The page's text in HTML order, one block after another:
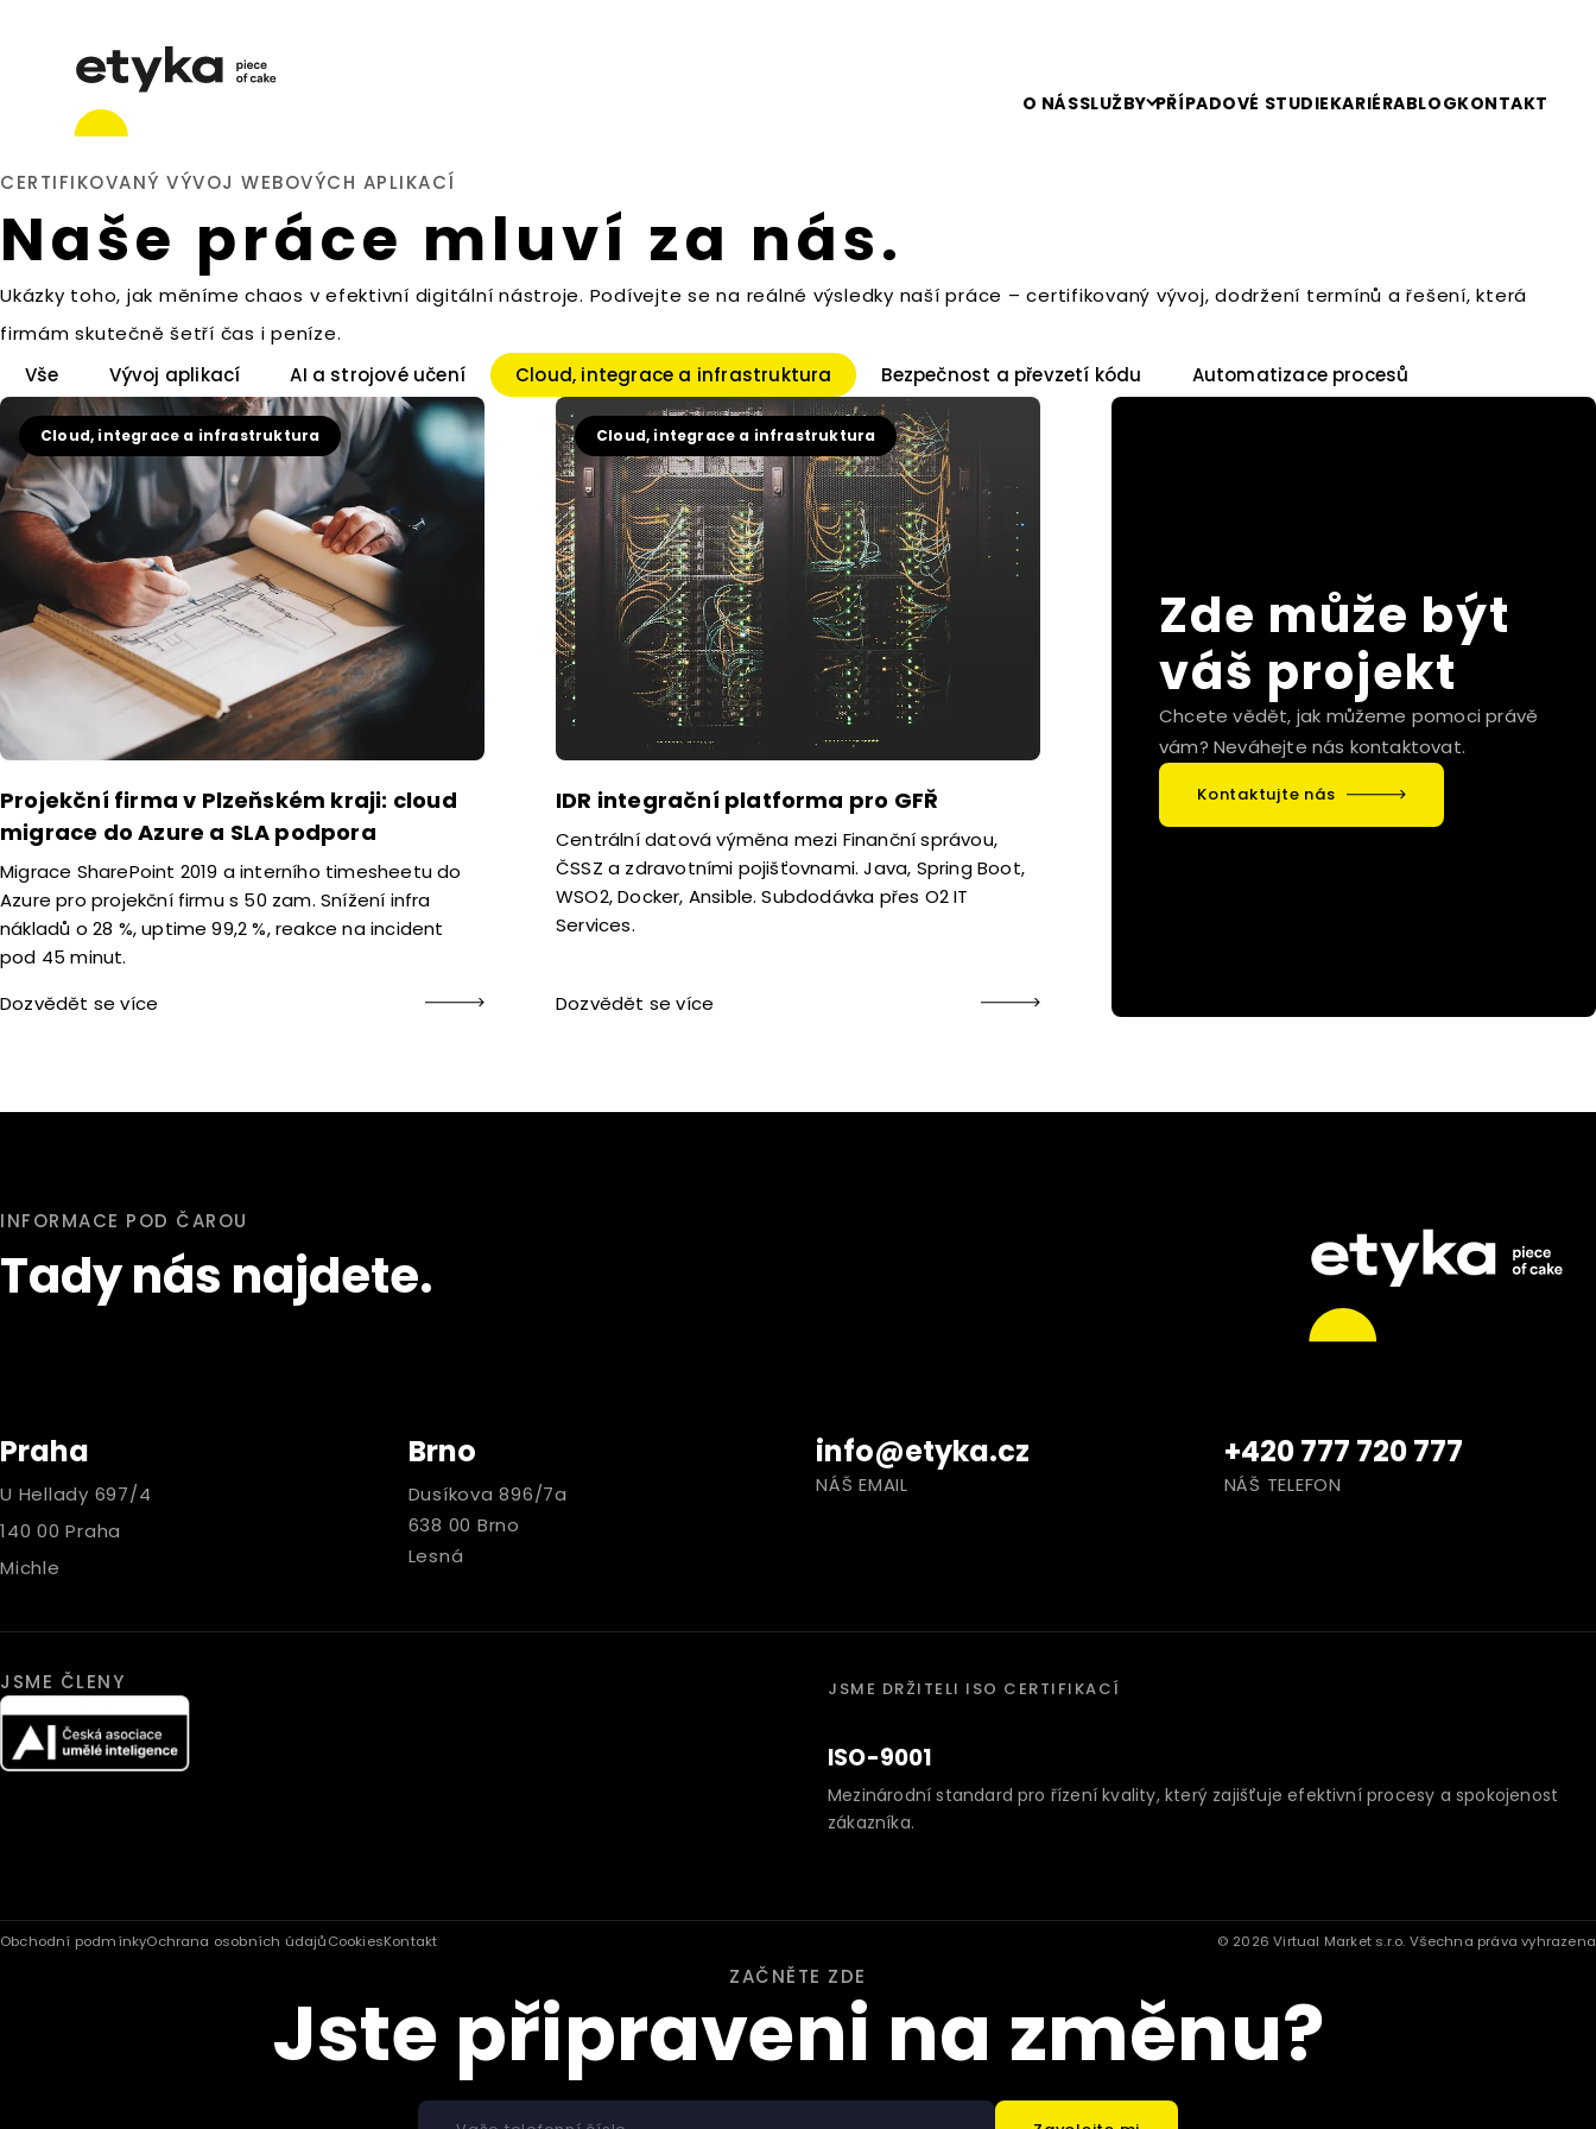
O NÁSSLUŽBY PŘÍPADOVÉ STUDIEKARIÉRABLOGKONTAKT
CERTIFIKOVANÝ VÝVOJ WEBOVÝCH APLIKACÍ
Naše práce mluví za nás.
Ukázky toho, jak měníme chaos v efektivní digitální nástroje. Podívejte se na reálné výsledky naší práce – certifikovaný vývoj, dodržení termínů a řešení, která
firmám skutečně šetří čas i peníze.
Vše
Vývoj aplikací AI a strojové učení Cloud, integrace a infrastruktura Bezpečnost a převzetí kódu Automatizace procesů
Cloud, integrace a infrastruktura
Projekční firma v Plzeňském kraji: cloud
migrace do Azure a SLA podpora
Migrace SharePoint 2019 a interního timesheetu do
Azure pro projekční firmu s 50 zam. Snížení infra
nákladů o 28 %, uptime 99,2 %, reakce na incident
pod 45 minut.
Dozvědět se více
Cloud, integrace a infrastruktura
IDR integrační platforma pro GFŘ
Centrální datová výměna mezi Finanční správou,
ČSSZ a zdravotními pojišťovnami. Java, Spring Boot,
WSO2, Docker, Ansible. Subdodávka přes O2 IT
Services.
Dozvědět se více
Zde může být
váš projekt
Chcete vědět, jak můžeme pomoci právě
vám? Neváhejte nás kontaktovat.
Kontaktujte nás
INFORMACE POD ČAROU
Tady nás najdete.
Praha
U Hellady 697/4
140 00 Praha
Michle
Brno
Dusíkova 896/7a
638 00 Brno
Lesná
info@etyka.cz
NÁŠ EMAIL
+420 777 720 777
NÁŠ TELEFON
JSME ČLENY JSME DRŽITELI ISO CERTIFIKACÍ
ISO-9001
Mezinárodní standard pro řízení kvality, který zajišťuje efektivní procesy a spokojenost
zákazníka.
Obchodní podmínkyOchrana osobních údajůCookiesKontakt © 2026 Virtual Market s.r.o. Všechna práva vyhrazena
ZAČNĚTE ZDE
Jste připraveni na změnu?